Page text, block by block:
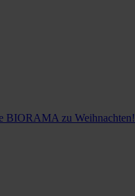
BIORAMA zu Weihnachten!